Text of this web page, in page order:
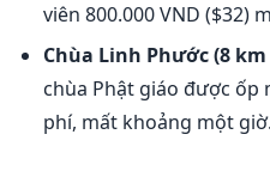
viên 800.000 VND ($32)
Chùa Linh Phước (8
chùa Phật giáo được
phí, mất khoảng một giờ.